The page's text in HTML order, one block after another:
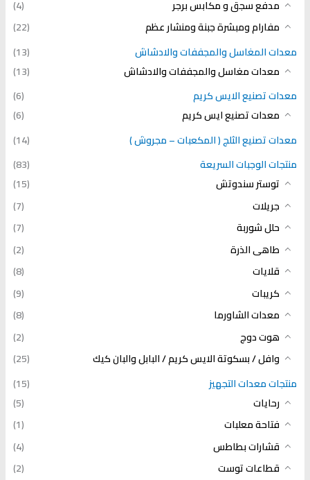
مدفع سجق و مكابس برجر
(4)
مفارام ومبشرة جبنة ومنشار عظم
(22)
معدات المغاسل والمجففات والادشاش
(13)
معدات مغاسل والمجففات والادشاش
(13)
معدات تصنيع الايس كريم
(6)
معدات تصنيع ايس كريم
(6)
معدات تصنيع الثلج ( المكعبات – مجروش )
(14)
منتجات الوجبات السريعة
(83)
توستر سندوتش
(15)
جريلات
(7)
حلل شوربة
(7)
طاهى الذرة
(2)
قلايات
(8)
كريبات
(9)
معدات الشاورما
(8)
هوت دوج
(2)
وافل / بسكوتة الايس كريم / البابل والبان كيك
(25)
منتجات معدات التجهيز
(15)
رحايات
(5)
فتاحة معلبات
(1)
قشارات بطاطس
(4)
قطاعات توست
(2)